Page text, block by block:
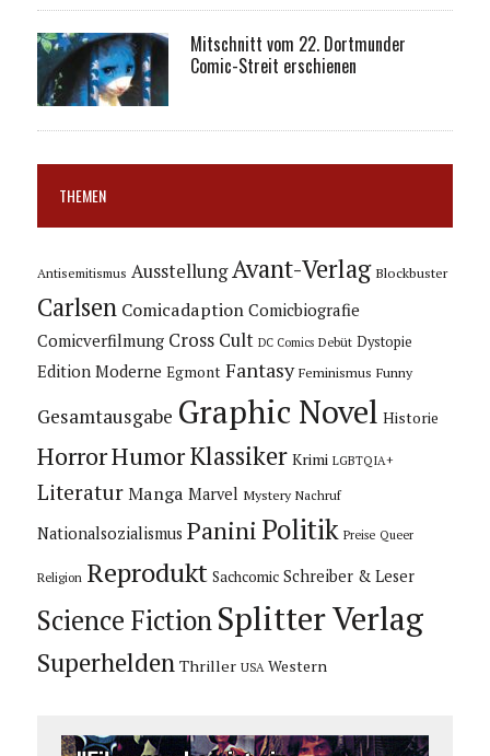
Mitschnitt vom 22. Dortmunder
Comic-Streit erschienen
THEMEN
Antisemitismus Ausstellung Avant-Verlag Blockbuster
Carlsen Comicadaption Comicbiografie
Comicverfilmung Cross Cult DC Comics Debüt Dystopie
Edition Moderne Egmont Fantasy Feminismus Funny
Gesamtausgabe Graphic Novel Historie
HorrorHumorKlassiker Krimi LGBTQIA+
Literatur Manga Marvel Mystery Nachruf
Nationalsozialismus Panini Politik Preise Queer
Religion Reprodukt Sachcomic Schreiber & Leser
Science Fiction Splitter Verlag
Superhelden Thriller USA Western